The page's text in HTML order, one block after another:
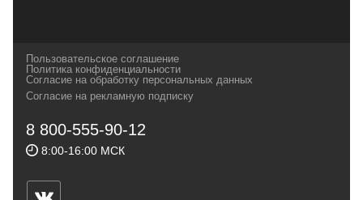
и взыскательных путешественников,
спортсменов и отдыхающих.
Геннадьевич
ИНН 590300057023 ОГРН 304590319000121
ул.Советская, 25, магазин Басег.
Пользовательское соглашение
Политика конфиденциальности
Согласие на обработку персональных данных
Согласие на рекламную подписку
8 800-555-90-12
8:00-16:00 МСК